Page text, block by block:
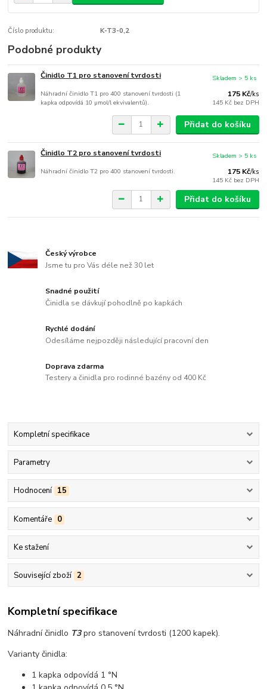
Číslo produktu: K-T3-0,2
Podobné produkty
Činidlo T1 pro stanovení tvrdosti
Náhradní činidlo T1 pro 400 stanovení tvrdosti (1
kapka odpovídá 10 µmol/l ekvivalentů).
175 Kč/ks
145 Kč bez DPH
Skladem > 5 ks
Přidat do košíku
Činidlo T2 pro stanovení tvrdosti
Náhradní činidlo T2 pro 400 stanovení tvrdosti. 175 Kč/ks
145 Kč bez DPH
Skladem > 5 ks
Přidat do košíku
Český výrobce
Jsme tu pro Vás déle než 30 let
Snadné použití
Činidla se dávkují pohodlně po kapkách
Rychlé dodání
Odesíláme nejpozději následující pracovní den
Doprava zdarma
Testery a činidla pro rodinné bazény od 400 Kč
Kompletní specifikace
Parametry
Hodnocení 15
Komentáře 0
Ke stažení
Související zboží 2
Kompletní specifikace
Náhradní činidlo T3pro stanovení tvrdosti (1200 kapek).
Varianty činidla:
1 kapka odpovídá 1 °N